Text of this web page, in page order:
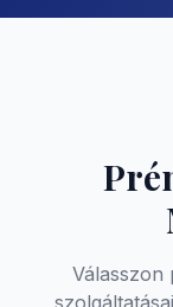
Válasszon